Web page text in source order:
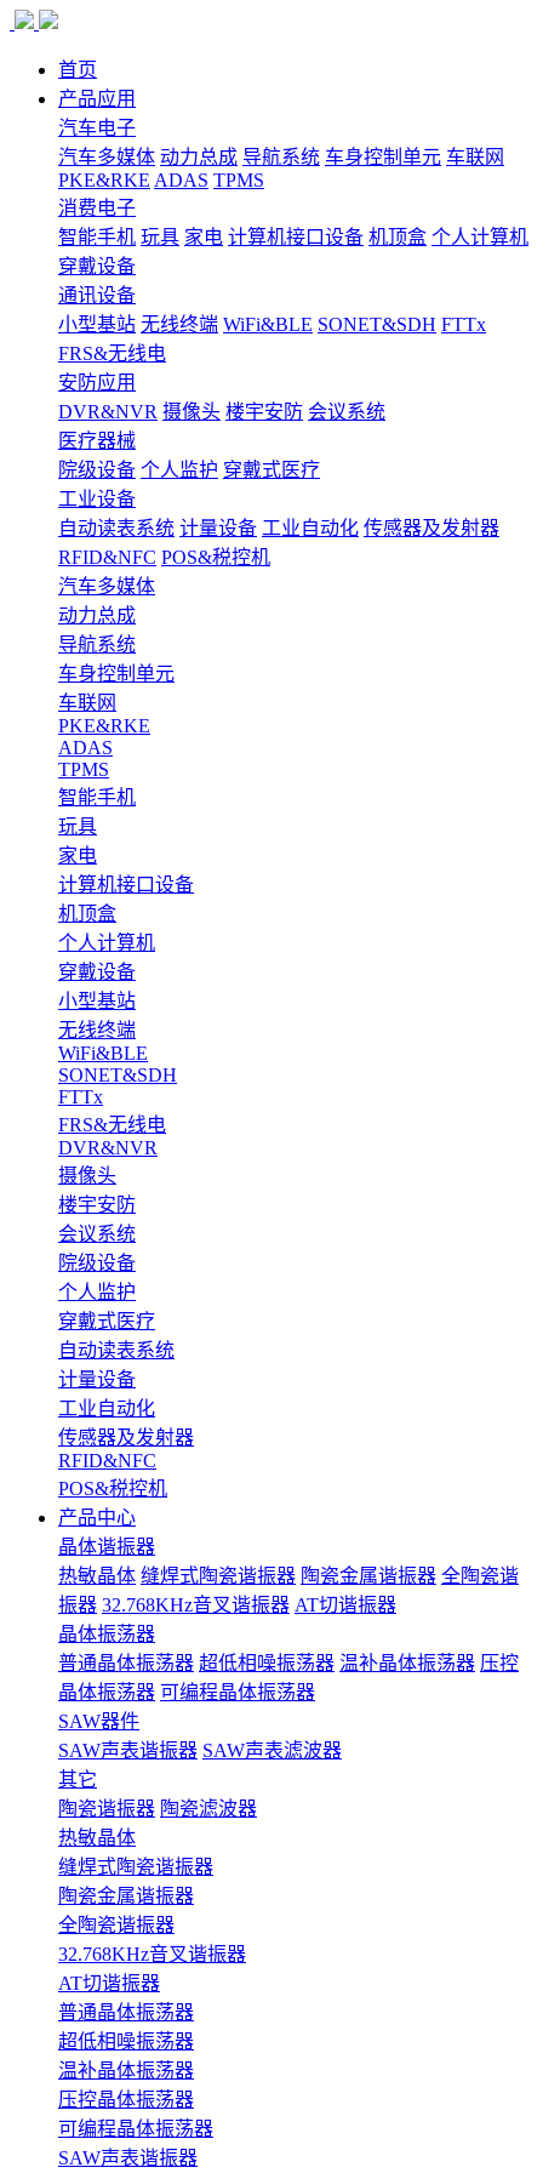
首页
产品应用
汽车电子
汽车多媒体 动力总成 导航系统 车身控制单元 车联网
PKE&RKE ADAS TPMS
消费电子
智能手机 玩具 家电 计算机接口设备 机顶盒 个人计算机
穿戴设备
通讯设备
小型基站 无线终端 WiFi&BLE SONET&SDH FTTx
FRS&无线电
安防应用
DVR&NVR 摄像头 楼宇安防 会议系统
医疗器械
院级设备 个人监护 穿戴式医疗
工业设备
自动读表系统 计量设备 工业自动化 传感器及发射器
RFID&NFC POS&税控机
汽车多媒体
动力总成
导航系统
车身控制单元
车联网
PKE&RKE
ADAS
TPMS
智能手机
玩具
家电
计算机接口设备
机顶盒
个人计算机
穿戴设备
小型基站
无线终端
WiFi&BLE
SONET&SDH
FTTx
FRS&无线电
DVR&NVR
摄像头
楼宇安防
会议系统
院级设备
个人监护
穿戴式医疗
自动读表系统
计量设备
工业自动化
传感器及发射器
RFID&NFC
POS&税控机
产品中心
晶体谐振器
热敏晶体 缝焊式陶瓷谐振器 陶瓷金属谐振器 全陶瓷谐
振器 32.768KHz音叉谐振器 AT切谐振器
晶体振荡器
普通晶体振荡器 超低相噪振荡器 温补晶体振荡器 压控
晶体振荡器 可编程晶体振荡器
SAW器件
SAW声表谐振器 SAW声表滤波器
其它
陶瓷谐振器 陶瓷滤波器
热敏晶体
缝焊式陶瓷谐振器
陶瓷金属谐振器
全陶瓷谐振器
32.768KHz音叉谐振器
AT切谐振器
普通晶体振荡器
超低相噪振荡器
温补晶体振荡器
压控晶体振荡器
可编程晶体振荡器
SAW声表谐振器